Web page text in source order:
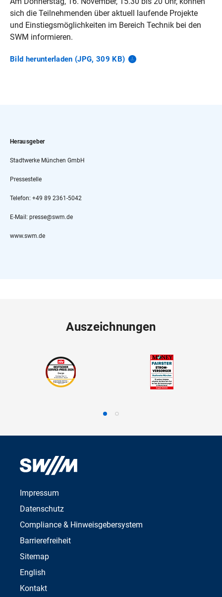
sich die Teilnehmenden über aktuell laufende Projekte
und Einstiegsmöglichkeiten im Bereich Technik bei den
SWM informieren.
Bild herunterladen (JPG, 309 KB)
Herausgeber
Stadtwerke München GmbH
Pressestelle
Telefon: +49 89 2361-5042
E-Mail: presse@swm.de
www.swm.de
Auszeichnungen
Impressum
Datenschutz
Compliance & Hinweisgebersystem
Barrierefreiheit
Sitemap
English
Kontakt